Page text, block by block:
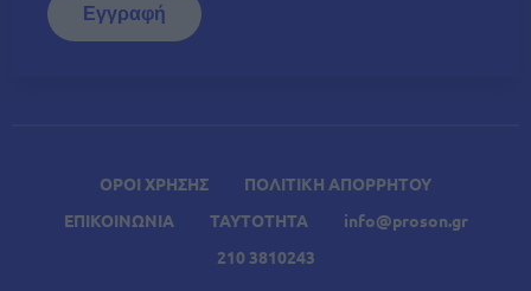
ΟΡΟΙ ΧΡΗΣΗΣ
ΠΟΛΙΤΙΚΗ ΑΠΟΡΡΗΤΟΥ
ΕΠΙΚΟΙΝΩΝΙΑ
ΤΑΥΤΟΤΗΤΑ
info@proson.gr
210 3810243